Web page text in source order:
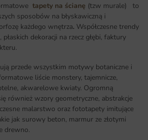
tapety na ścianę (tzw murale) to
sposobów na błyskawiczną i
każdego wnętrza. Współczesne trendy
dekoracji na rzecz głębi, faktury
przede wszystkim motywy botaniczne i
liście monstery, tajemnicze,
akwarelowe kwiaty. Ogromną
również wzory geometryczne, abstrakcje
malarstwo oraz fototapety imitujące
jak surowy beton, marmur ze złotymi
drewno.